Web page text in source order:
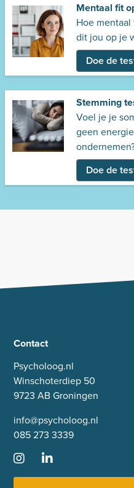
Mentaal fit
Hoe
dit jou op je
Doe de
Stemming
Voel je je
geen
Doe de
Contact
Psycholoog.nl
Winschoterdiep 50
9723 AB Groningen
info@psycholoog.nl
085 273 3339